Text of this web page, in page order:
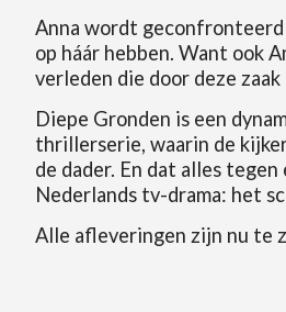
Anna wordt
op háár hebben. Want ook
verleden die door deze
Diepe Gronden is een
thrillerserie, waarin de
de dader. En dat alles
Nederlands tv-drama: het
Alle afleveringen zijn nu te